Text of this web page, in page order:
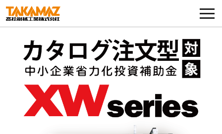
各種お問い合わせ・部品注文
採用に関してはこちらから
企業情報
展示会・イベント